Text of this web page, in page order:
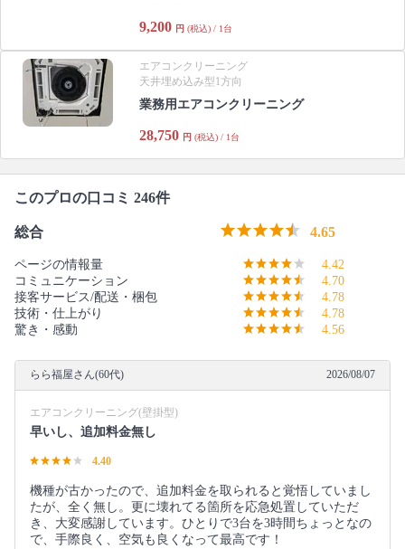
9,200 円 (税込) / 1台
エアコンクリーニング
天井埋め込み型1方向
業務用エアコンクリーニング
28,750 円 (税込) / 1台
このプロの口コミ 246件
総合 4.65
ページの情報量
4.42
コミュニケーション
4.70
接客サービス/配送・梱包
4.78
技術・仕上がり
4.78
驚き・感動
4.56
らら福屋さん(60代) 2026/08/07
エアコンクリーニング(壁掛型)
早いし、追加料金無し
4.40
機種が古かったので、追加料金を取られると覚悟していまし
たが、全く無し。更に壊れてる箇所を応急処置していただ
き、大変感謝しています。ひとりで3台を3時間ちょっとなの
で、手際良く、空気も良くなって最高です！